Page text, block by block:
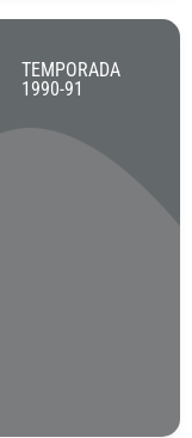
TEMPORADA
1990-91